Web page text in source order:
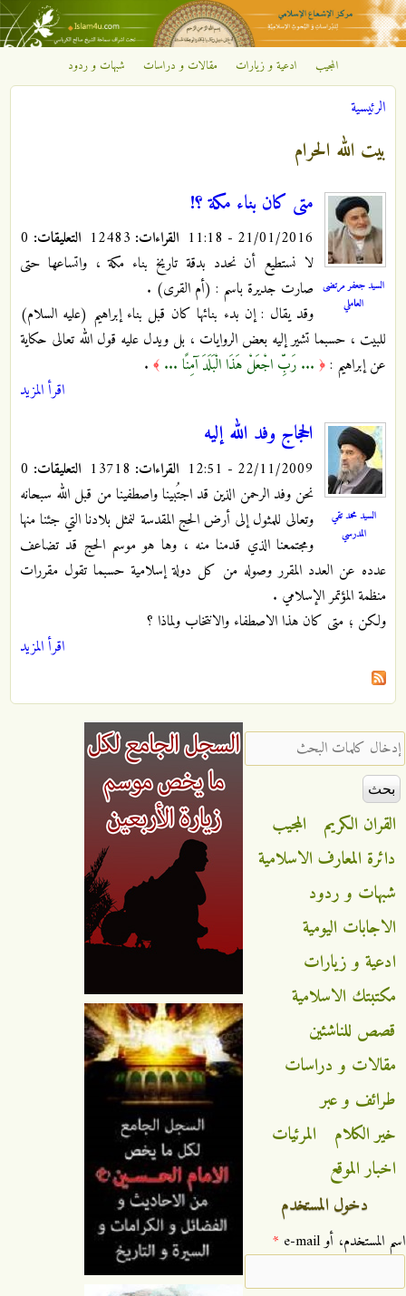
تجاوز إلى المحتوى الرئيسي
مركز
الإشعاع
الإسلامي
المجيب ادعية و زيارات مقالات و دراسات شبهات و ردود
أنت هنا
الرئيسية
بيت الله الحرام
السيد جعفر مرتضى
العاملي
متى كان بناء مكة ؟!
21/01/2016 - 11:18 القراءات: التعليقات:
لا نستطيع أن نحدد بدقة تاريخ بناء مكة ، واتساعها حتى
صارت جديرة باسم : (أم القرى) .
وقد يقال : إن بدء بنائها كان قبل بناء إبراهيم (عليه السلام)
للبيت ، حسبما تشير إليه بعض الروايات ، بل ويدل عليه قول الله تعالى حكاية
عن إبراهيم : ﴿ ... رَبِّ اجْعَلْ هَذَا الْبَلَدَ آمِنًا ... ﴾ .
اقرأ المزيد
السيد محمد تقي
المدرسي
الحجاج وفد الله إليه
22/11/2009 - 12:51 القراءات: التعليقات:
نحن وفد الرحمن الذين قد اجتُبينا واصطفينا من قبل الله سبحانه
وتعالى للمثول إلى أرض الحج المقدسة لنمثل بلادنا التي جئنا منها
ومجتمعنا الذي قدمنا منه ، وها هو موسم الحج قد تضاعف
عدده عن العدد المقرر وصوله من كل دولة إسلامية حسبما تقول مقررات
منظمة المؤتمر الإسلامي .
ولكن ؛ متى كان هذا الاصطفاء والانتخاب ولماذا ؟
اقرأ المزيد
‏إدخال كلمات البحث ‏
القران الكريم
المجيب
دائرة المعارف الاسلامية
شبهات و ردود
الاجابات اليومية
ادعية و زيارات
مكتبتك الاسلامية
قصص للناشئين
مقالات و دراسات
طرائف و عبر
خير الكلام
المرئيات
اخبار الموقع
دخول المستخدم
‏اسم المستخدم، أو e-mail ‏ *